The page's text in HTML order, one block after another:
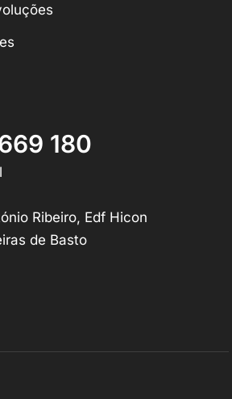
180
Ribeiro, Edf Hicon
de Basto